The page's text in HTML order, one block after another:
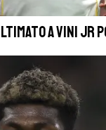
a Vini Jr